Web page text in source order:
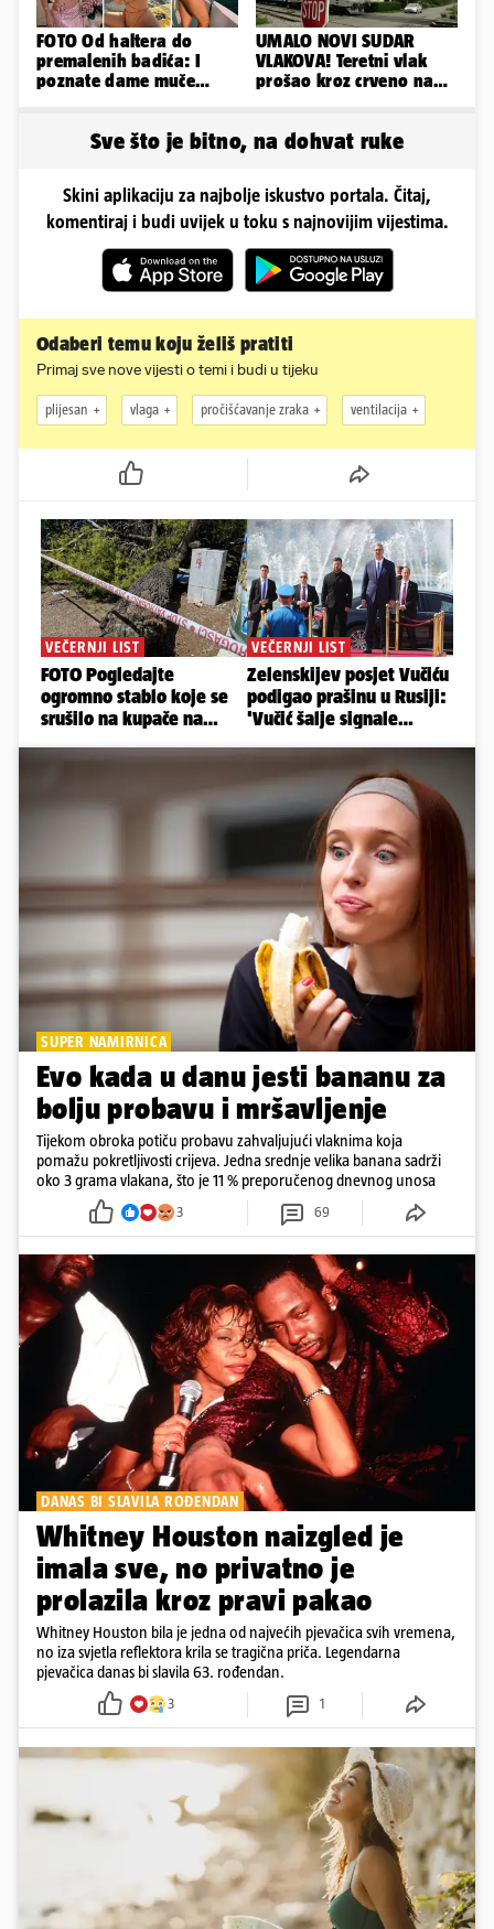
FOTO Od haltera do
premalenih badića: I
poznate dame muče
UMALO NOVI SUDAR
VLAKOVA! Teretni vlak
prošao kroz crveno na
Sve što je bitno, na dohvat ruke
Skini aplikaciju za najbolje iskustvo portala. Čitaj,
komentiraj i budi uvijek u toku s najnovijim vijestima.
Odaberi temu koju želiš pratiti
Primaj sve nove vijesti o temi i budi u tijeku
plijesan vlaga pročišćavanje zraka ventilacija
SUPER NAMIRNICA
Evo kada u danu jesti bananu za
bolju probavu i mršavljenje
Tijekom obroka potiču probavu zahvaljujući vlaknima koja
pomažu pokretljivosti crijeva. Jedna srednje velika banana sadrži
oko 3 grama vlakana, što je 11 % preporučenog dnevnog unosa
3 69
DANAS BI SLAVILA ROĐENDAN
Whitney Houston naizgled je
imala sve, no privatno je
prolazila kroz pravi pakao
Whitney Houston bila je jedna od najvećih pjevačica svih vremena,
no iza svjetla reflektora krila se tragična priča. Legendarna
pjevačica danas bi slavila 63. rođendan.
3 1